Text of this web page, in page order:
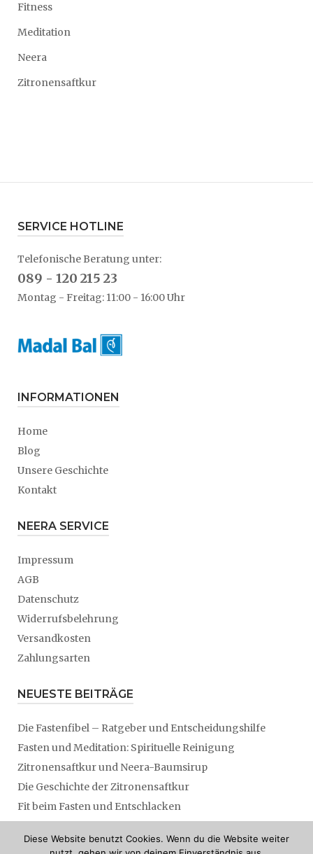
Fitness
Meditation
Neera
Zitronensaftkur
SERVICE HOTLINE
Telefonische Beratung unter:
089 - 120 215 23
Montag - Freitag: 11:00 - 16:00 Uhr
INFORMATIONEN
Home
Blog
Unsere Geschichte
Kontakt
NEERA SERVICE
Impressum
AGB
Datenschutz
Widerrufsbelehrung
Versandkosten
Zahlungsarten
NEUESTE BEITRÄGE
Die Fastenfibel – Ratgeber und Entscheidungshilfe
Fasten und Meditation: Spirituelle Reinigung
Zitronensaftkur und Neera-Baumsirup
Die Geschichte der Zitronensaftkur
Fit beim Fasten und Entschlacken
Diese Website benutzt Cookies. Wenn du die Website weiter